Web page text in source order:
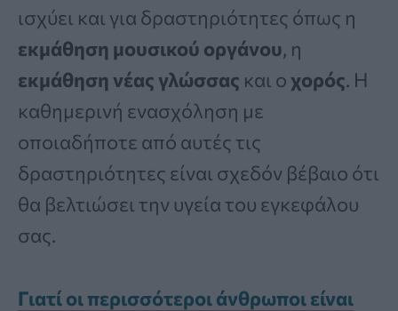
ισχύει και για δραστηριότητες όπως η
εκμάθηση μουσικού οργάνου, η
εκμάθηση νέας γλώσσας και ο χορός. Η
καθημερινή ενασχόληση με
οποιαδήποτε από αυτές τις
δραστηριότητες είναι σχεδόν βέβαιο ότι
θα βελτιώσει την υγεία του εγκεφάλου
σας.
Γιατί οι περισσότεροι άνθρωποι είναι